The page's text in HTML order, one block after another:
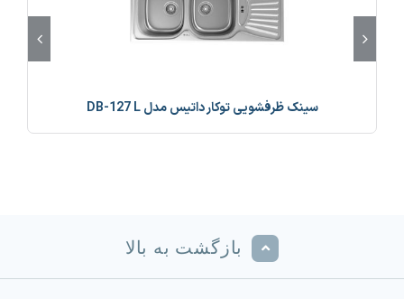
سینک ظرفشویی توکار داتیس مدل DB-127 L
بازگشت به بالا